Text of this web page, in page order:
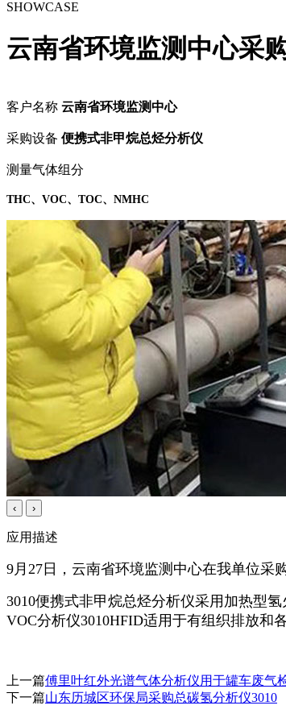
SHOWCASE
云南省环境监测中心采
客户名称 云南省环境监测中心
采购设备 便携式非甲烷总烃分析仪
测量气体组分
THC、VOC、TOC、NMHC
‹ ›
应用描述
9月27日，云南省环境监测中心在我单位采
3010便携式非甲烷总烃分析仪采用加热型
VOC分析仪3010HFID适用于有组织排放和
上一篇傅里叶红外光谱气体分析仪用于罐车废气
下一篇山东历城区环保局采购总碳氢分析仪3010